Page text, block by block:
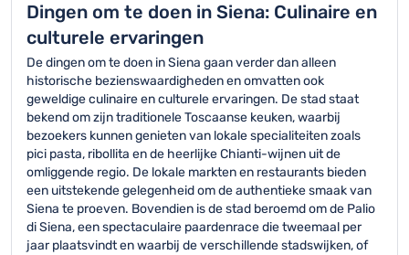
Dingen om te doen in Siena: Culinaire en
culturele ervaringen
De dingen om te doen in Siena gaan verder dan alleen
historische bezienswaardigheden en omvatten ook
geweldige culinaire en culturele ervaringen. De stad staat
bekend om zijn traditionele Toscaanse keuken, waarbij
bezoekers kunnen genieten van lokale specialiteiten zoals
pici pasta, ribollita en de heerlijke Chianti-wijnen uit de
omliggende regio. De lokale markten en restaurants bieden
een uitstekende gelegenheid om de authentieke smaak van
Siena te proeven. Bovendien is de stad beroemd om de Palio
di Siena, een spectaculaire paardenrace die tweemaal per
jaar plaatsvindt en waarbij de verschillende stadswijken, of